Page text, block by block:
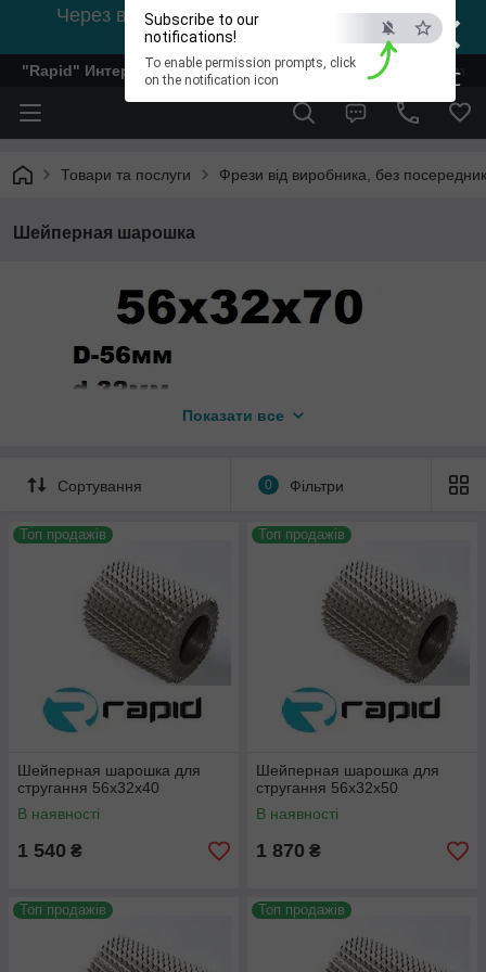
×
ESC
Subscribe to our
notifications!
To enable permission prompts, click
on the notification icon
Через відсутність світла, зв'язок на viber
0978002056
"Rapid" Интернет-магазин деревообрабатывающего
Товари та послуги Фрези від виробника, без
Шейперная шарошка
Показати все
Сортування 0 Фільтри
Топ продажів
Шейперная шарошка для
стругання 56х32х40
В наявності
1 540 ₴
Топ продажів
Шейперная шарошка для
стругання 56х32х50
В наявності
1 870 ₴
Топ продажів Топ продажів